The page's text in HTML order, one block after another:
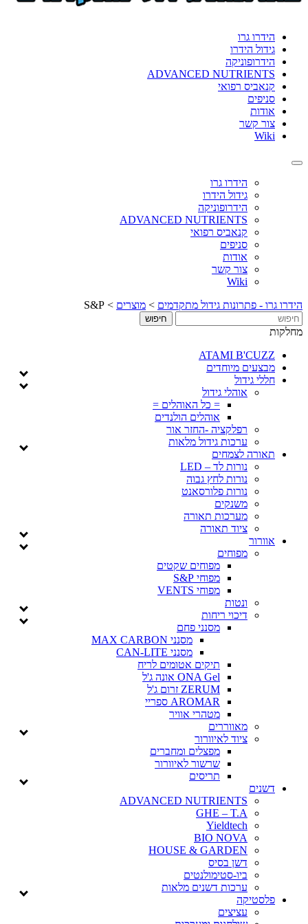
הידרו גרו
גידול הידרו
הידרופוניקה
ADVANCED NUTRIENTS
קנאביס רפואי
סניפים
אודות
צור קשר
Wiki
Toggle
הידרו גרו
גידול הידרו
הידרופוניקה
ADVANCED NUTRIENTS
קנאביס רפואי
סניפים
אודות
צור קשר
Wiki
הידרו גרו - פתרונות גידול מתקדמים > מוצרים >
S&P
מחלקות
ATAMI B'CUZZ
מבצעים מיוחדים
חללי גידול
אוהלי גידול
= כל האוהלים =
אוהלים הולנדים
רפלקציה -החזר אור
ערכות גידול מלאות
תאורה לצמחים
נורות לד – LED
נורות לחץ גבוה
נורות פלורסאנט
משנקים
מערכות תאורה
ציוד תאורה
אוורור
מפוחים
מפוחים שקטים
מפוחי S&P
מפוחי VENTS
ונטות
דיכוי ריחות
מסנני פחם
מסנני MAX CARBON
מסנני CAN-LITE
תיקים אטומים לריח
ONA Gel אונה ג'ל
ZERUM זרום ג'ל
AROMAR ספריי
מטהרי אוויר
מאווררים
ציוד לאיוורור
מפצלים ומחברים
שרשור לאיוורור
תריסים
דשנים
ADVANCED NUTRIENTS
GHE – T.A
Yieldtech
BIO NOVA
HOUSE & GARDEN
דשן בסיס
ביו-סטימולנטים
ערכות דשנים מלאות
פלסטיקה
עציצים
format_underlined הוסף קו תחתון לקישורים
את
כל